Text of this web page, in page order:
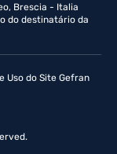
Brescia - Italia
do destinatário da
Uso do Site Gefran